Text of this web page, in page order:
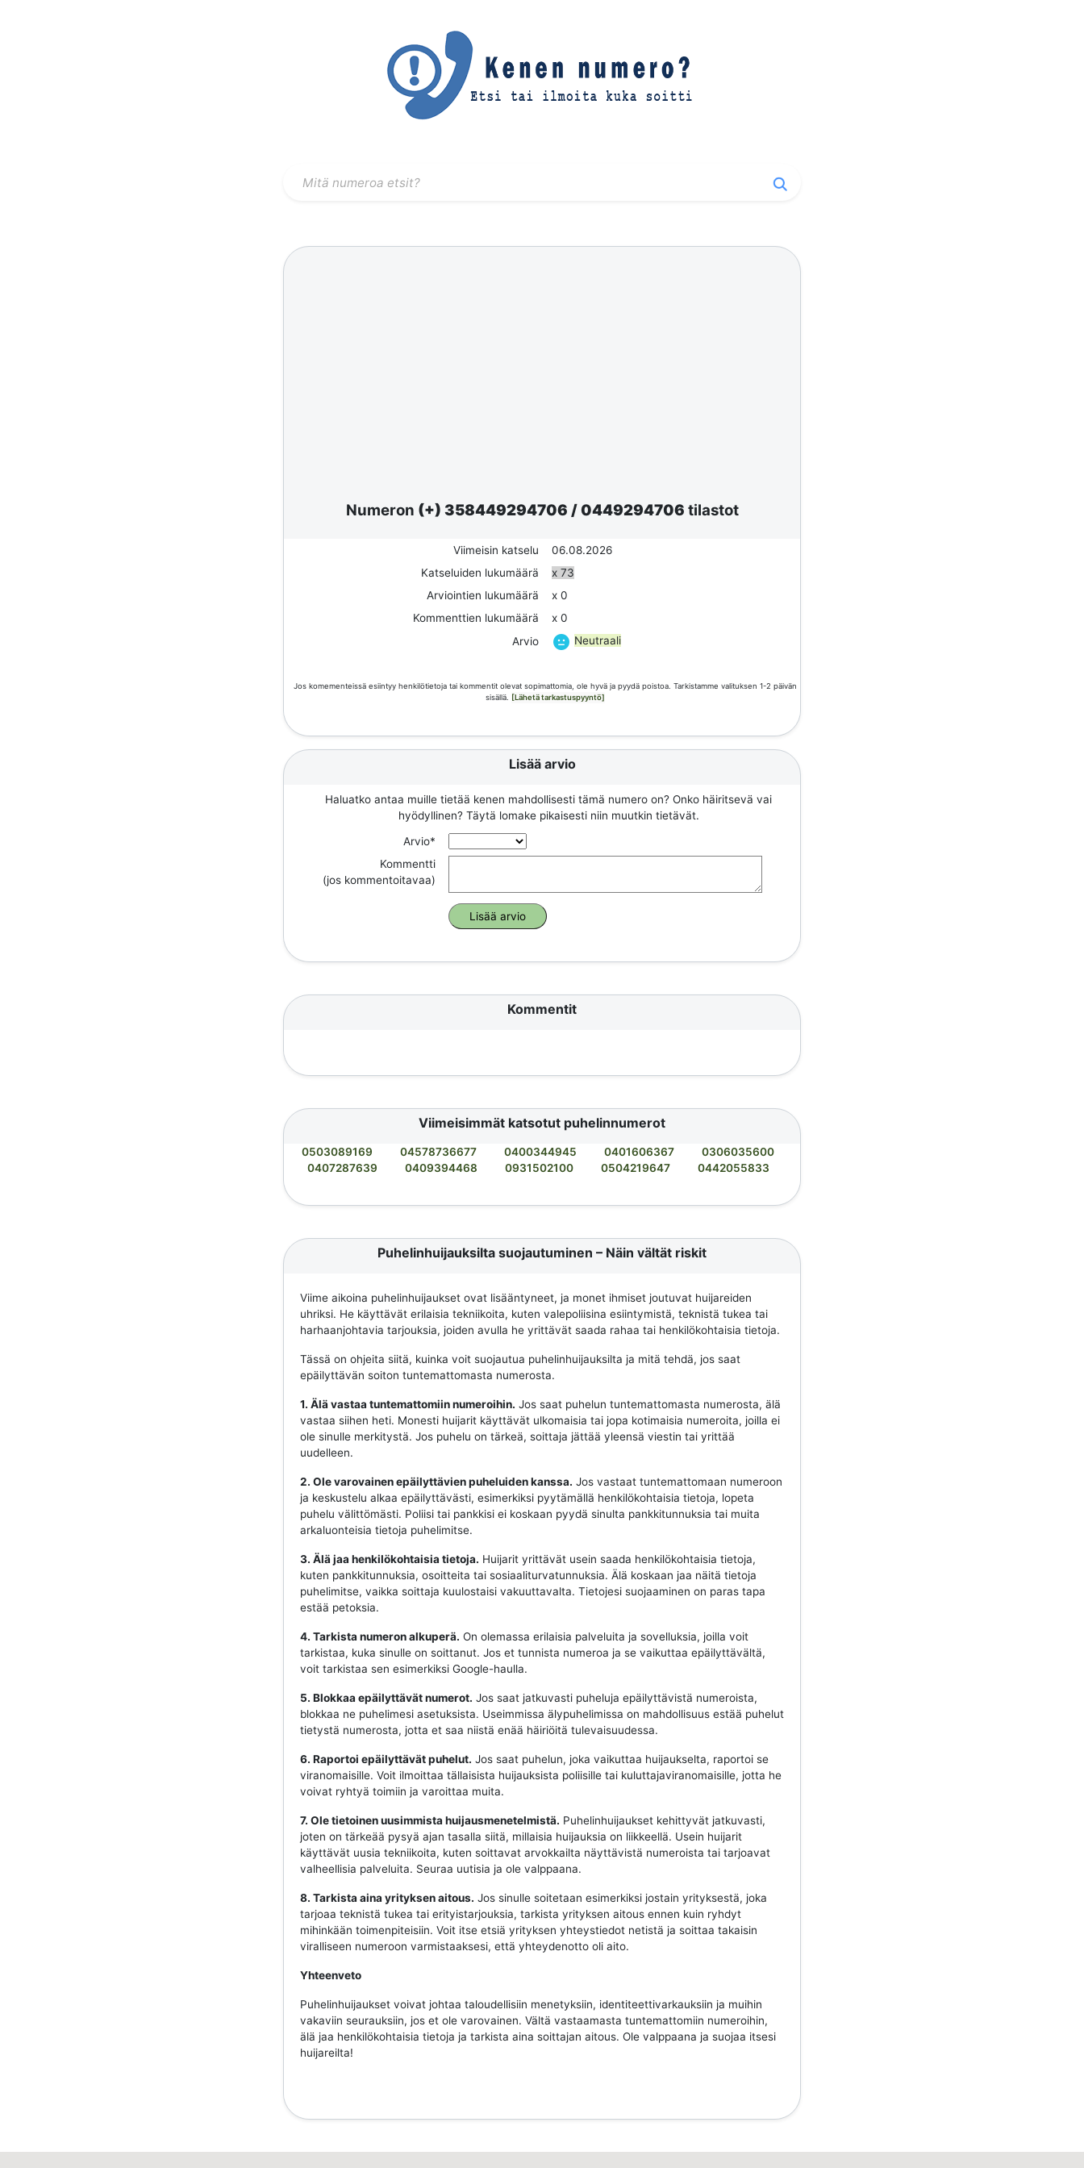
Numeron (+) 358449294706 /0449294706 tilastot
Viimeisin katselu
06.08.2026
Katseluiden lukumäärä
x 73
Arviointien lukumäärä
x 0
Kommenttien lukumäärä
x 0
Arvio
Neutraali
Jos komementeissä esiintyy henkilötietoja tai kommentit olevat sopimattomia, ole hyvä ja pyydä poistoa. Tarkistamme valituksen 1-2 päivän
sisällä. [Lähetä tarkastuspyyntö]
Lisää arvio
Haluatko antaa muille tietää kenen mahdollisesti tämä numero on? Onko häiritsevä vai
hyödyllinen? Täytä lomake pikaisesti niin muutkin tietävät.
Arvio*
Kommentti
(jos kommentoitavaa)
Kommentit
Viimeisimmät katsotut puhelinnumerot
0503089169 04578736677 0400344945 0401606367
0306035600
0407287639
0409394468 0931502100 0504219647 0442055833
Puhelinhuijauksilta suojautuminen – Näin vältät riskit
Viime aikoina puhelinhuijaukset ovat lisääntyneet, ja monet ihmiset joutuvat huijareiden
uhriksi. He käyttävät erilaisia tekniikoita, kuten valepoliisina esiintymistä, teknistä tukea tai
harhaanjohtavia tarjouksia, joiden avulla he yrittävät saada rahaa tai henkilökohtaisia tietoja.
Tässä on ohjeita siitä, kuinka voit suojautua puhelinhuijauksilta ja mitä tehdä, jos saat
epäilyttävän soiton tuntemattomasta numerosta.
1. Älä vastaa tuntemattomiin numeroihin. Jos saat puhelun tuntemattomasta numerosta, älä
vastaa siihen heti. Monesti huijarit käyttävät ulkomaisia tai jopa kotimaisia numeroita, joilla ei
ole sinulle merkitystä. Jos puhelu on tärkeä, soittaja jättää yleensä viestin tai yrittää
uudelleen.
2. Ole varovainen epäilyttävien puheluiden kanssa. Jos vastaat tuntemattomaan numeroon
ja keskustelu alkaa epäilyttävästi, esimerkiksi pyytämällä henkilökohtaisia tietoja, lopeta
puhelu välittömästi. Poliisi tai pankkisi ei koskaan pyydä sinulta pankkitunnuksia tai muita
arkaluonteisia tietoja puhelimitse.
3. Älä jaa henkilökohtaisia tietoja. Huijarit yrittävät usein saada henkilökohtaisia tietoja,
kuten pankkitunnuksia, osoitteita tai sosiaaliturvatunnuksia. Älä koskaan jaa näitä tietoja
puhelimitse, vaikka soittaja kuulostaisi vakuuttavalta. Tietojesi suojaaminen on paras tapa
estää petoksia.
4. Tarkista numeron alkuperä. On olemassa erilaisia palveluita ja sovelluksia, joilla voit
tarkistaa, kuka sinulle on soittanut. Jos et tunnista numeroa ja se vaikuttaa epäilyttävältä,
voit tarkistaa sen esimerkiksi Google-haulla.
5. Blokkaa epäilyttävät numerot. Jos saat jatkuvasti puheluja epäilyttävistä numeroista,
blokkaa ne puhelimesi asetuksista. Useimmissa älypuhelimissa on mahdollisuus estää puhelut
tietystä numerosta, jotta et saa niistä enää häiriöitä tulevaisuudessa.
6. Raportoi epäilyttävät puhelut. Jos saat puhelun, joka vaikuttaa huijaukselta, raportoi se
viranomaisille. Voit ilmoittaa tällaisista huijauksista poliisille tai kuluttajaviranomaisille, jotta he
voivat ryhtyä toimiin ja varoittaa muita.
7. Ole tietoinen uusimmista huijausmenetelmistä. Puhelinhuijaukset kehittyvät jatkuvasti,
joten on tärkeää pysyä ajan tasalla siitä, millaisia huijauksia on liikkeellä. Usein huijarit
käyttävät uusia tekniikoita, kuten soittavat arvokkailta näyttävistä numeroista tai tarjoavat
valheellisia palveluita. Seuraa uutisia ja ole valppaana.
8. Tarkista aina yrityksen aitous. Jos sinulle soitetaan esimerkiksi jostain yrityksestä, joka
tarjoaa teknistä tukea tai erityistarjouksia, tarkista yrityksen aitous ennen kuin ryhdyt
mihinkään toimenpiteisiin. Voit itse etsiä yrityksen yhteystiedot netistä ja soittaa takaisin
viralliseen numeroon varmistaaksesi, että yhteydenotto oli aito.
Yhteenveto
Puhelinhuijaukset voivat johtaa taloudellisiin menetyksiin, identiteettivarkauksiin ja muihin
vakaviin seurauksiin, jos et ole varovainen. Vältä vastaamasta tuntemattomiin numeroihin,
älä jaa henkilökohtaisia tietoja ja tarkista aina soittajan aitous. Ole valppaana ja suojaa itsesi
huijareilta!